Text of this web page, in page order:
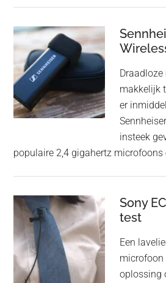
audiomatrix
voor
high-
end
multiroom
makkelijk
er
insteek
populaire 2,4 gigahertz microfoons
Sony
test
Een
microfoon
oplossing